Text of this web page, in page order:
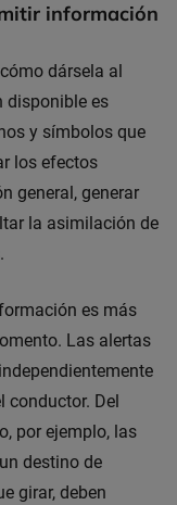
información
dársela al
disponible es
y símbolos que
los efectos
general, generar
la asimilación de
es más
Las alertas
Del
por ejemplo, las
destino de
girar, deben